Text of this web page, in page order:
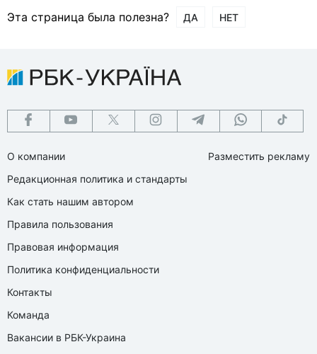
Эта страница была полезна? ДА НЕТ
О компании
Редакционная политика и стандарты
Как стать нашим автором
Правила пользования
Правовая информация
Политика конфиденциальности
Контакты
Команда
Вакансии в РБК-Украина
Разместить рекламу